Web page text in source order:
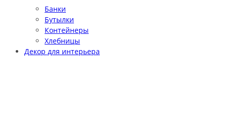
Банки
Бутылки
Контейнеры
Хлебницы
Декор для интерьера